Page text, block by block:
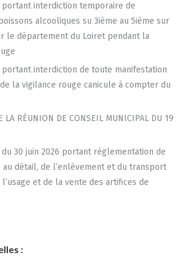
interdiction temporaire de
alcooliques su 3ième au 5ième sur
le département du Loiret pendant la
interdiction de toute manifestation
la vigilance rouge canicule à compter du
LA RÉUNION DE CONSEIL MUNICIPAL DU 19
30 juin 2026 portant réglementation de
au détail, de l’enlèvement et du transport
et de la vente des artifices de
: